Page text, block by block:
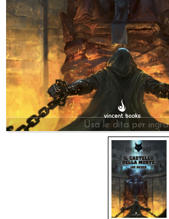
Offerte del Dragone